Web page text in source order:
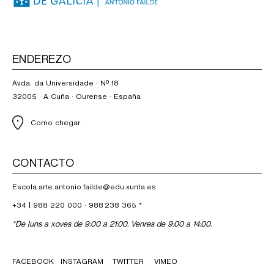
ENDEREZO
Avda. da Universidade · Nº 18
32005 · A Cuña · Ourense · España
Como chegar
CONTACTO
Escola.arte.antonio.failde@edu.xunta.es
+34 | 988 220 000 · 988 238 365 *
*De luns a xoves de 9:00 a 21:00. Venres de 9:00 a 14:00.
FACEBOOK INSTAGRAM TWITTER VIMEO